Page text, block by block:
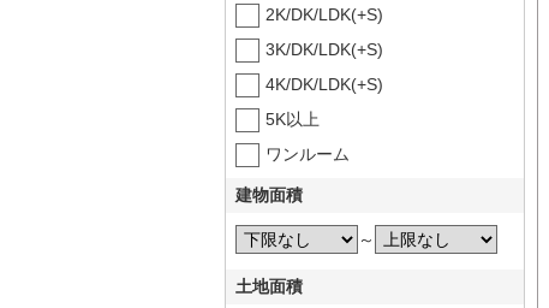
2K/DK/LDK(+S)
3K/DK/LDK(+S)
4K/DK/LDK(+S)
5K以上
ワンルーム
建物面積
～
土地面積